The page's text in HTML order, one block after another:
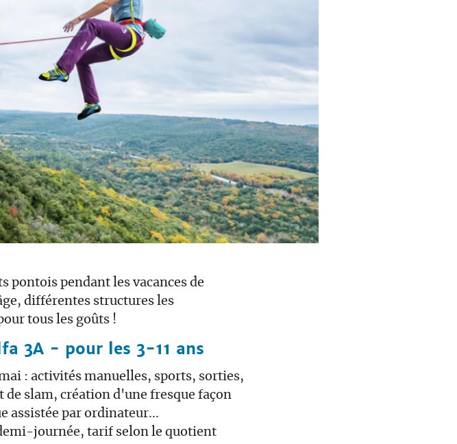
pontois pendant les vacances de
différentes structures les
tous les goûts !
3A - pour les 3-11 ans
: activités manuelles, sports, sorties,
slam, création d'une fresque façon
assistée par ordinateur...
journée, tarif selon le quotient